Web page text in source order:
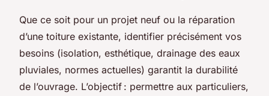
Que ce soit pour un projet neuf ou la réparation
d’une toiture existante, identifier précisément vos
besoins (isolation, esthétique, drainage des eaux
pluviales, normes actuelles) garantit la durabilité
de l’ouvrage. L’objectif : permettre aux particuliers,